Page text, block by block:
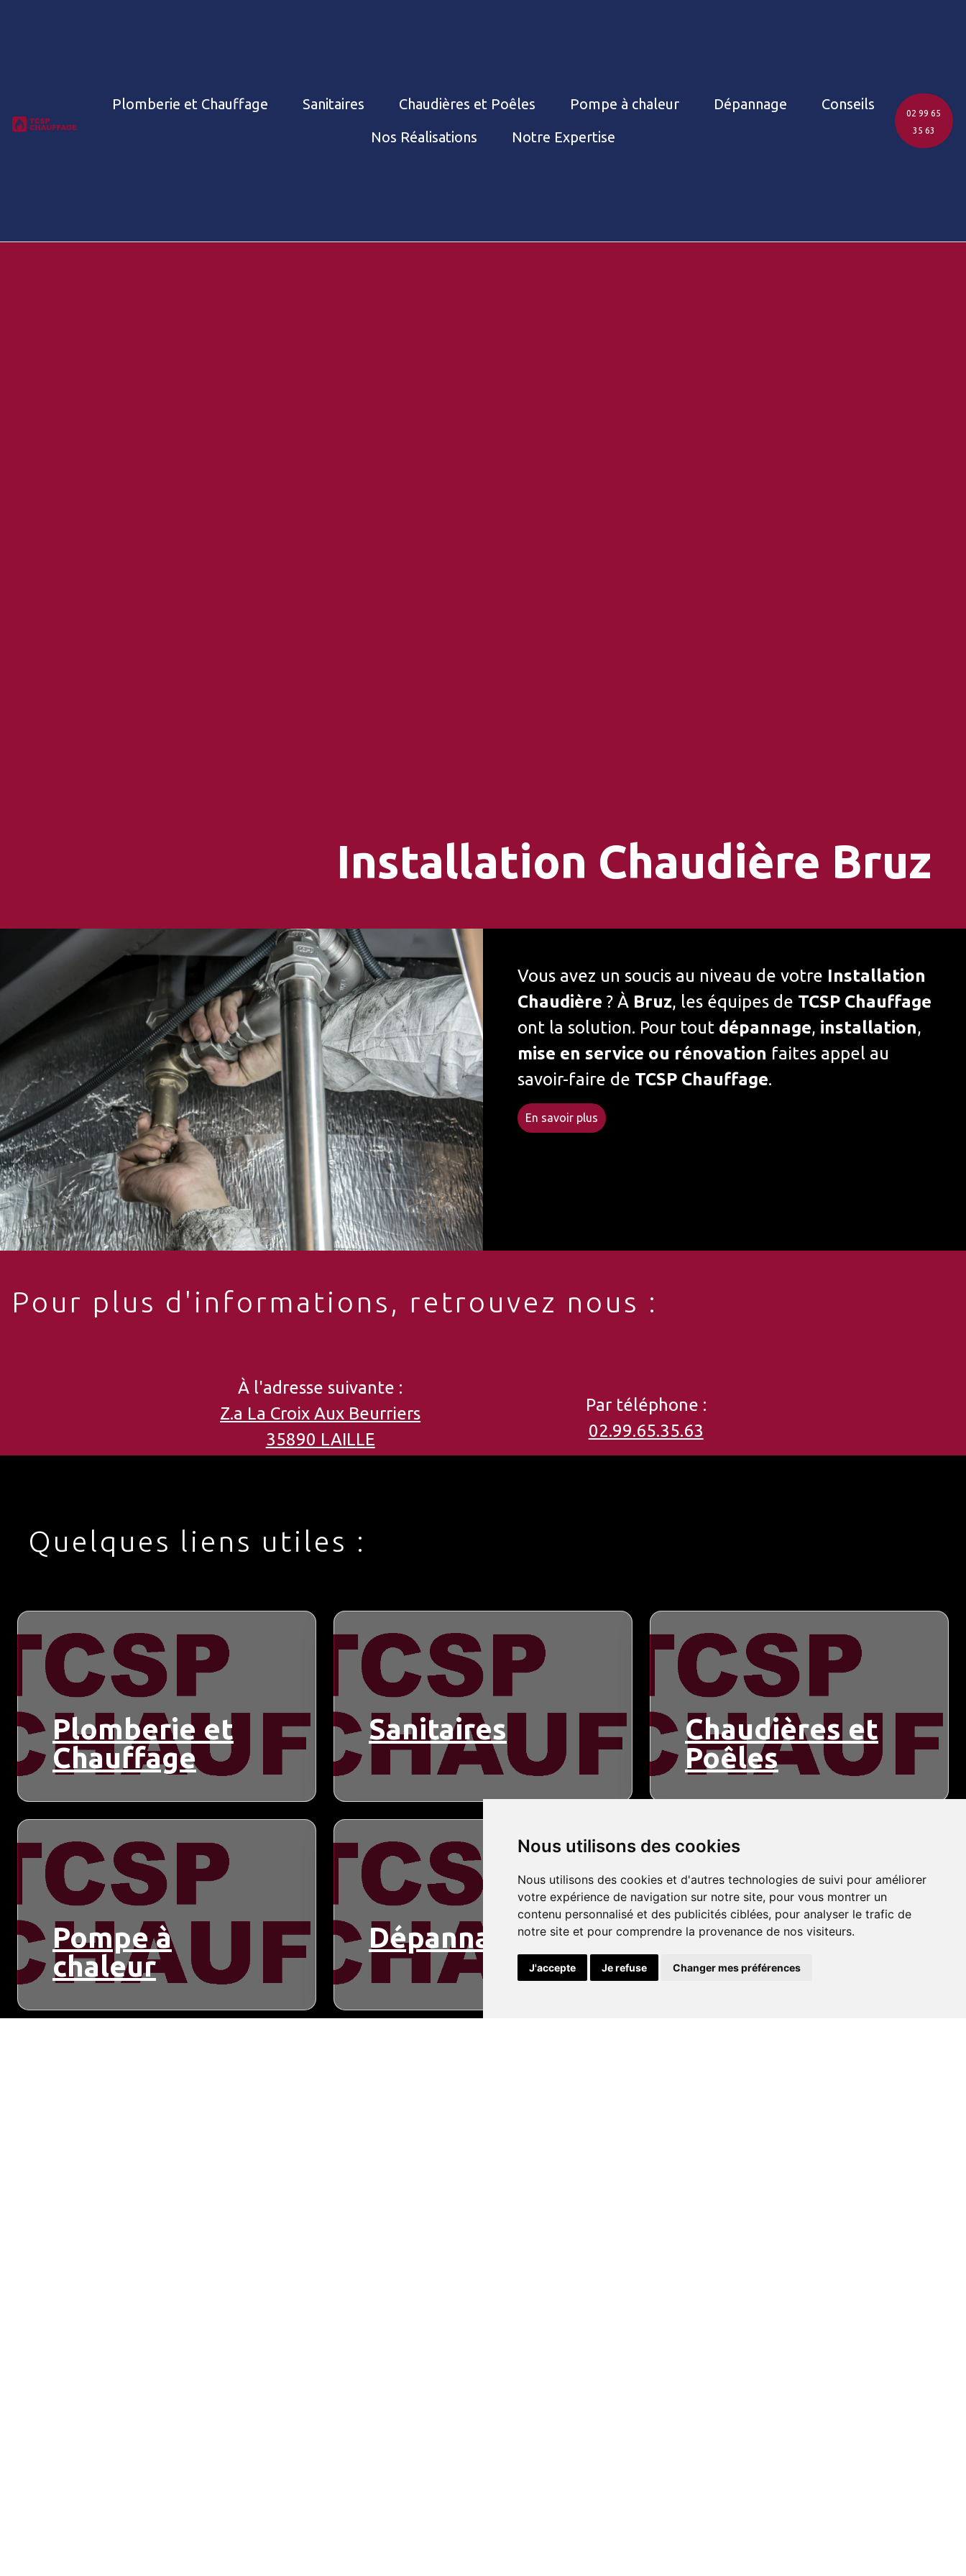
Nous utilisons des cookies
Nous utilisons des cookies et d'autres technologies de suivi pour améliorer
votre expérience de navigation sur notre site, pour vous montrer un
contenu personnalisé et des publicités ciblées, pour analyser le trafic de
notre site et pour comprendre la provenance de nos visiteurs.
J'accepte Je refuse Changer mes préférences
Plomberie et Chauffage Sanitaires Chaudières et Poêles Pompe à chaleur Dépannage
Conseils
Nos Réalisations
Notre Expertise
02 99 65
35 63
Installation Chaudière Bruz
Vous avez un soucis au niveau de votre Installation
Chaudière ? À Bruz, les équipes de TCSP Chauffage
ont la solution. Pour tout dépannage, installation,
mise en service ou rénovation faites appel au
savoir-faire de TCSP Chauffage.
En savoir plus
Pour plus d'informations, retrouvez nous :
À l'adresse suivante :
Z.a La Croix Aux Beurriers
35890 LAILLE
Par téléphone :
02.99.65.35.63
Quelques liens utiles :
Plomberie et
Chauffage
Sanitaires
Chaudières et
Poêles
Pompe à
chaleur
Dépannage Conseils